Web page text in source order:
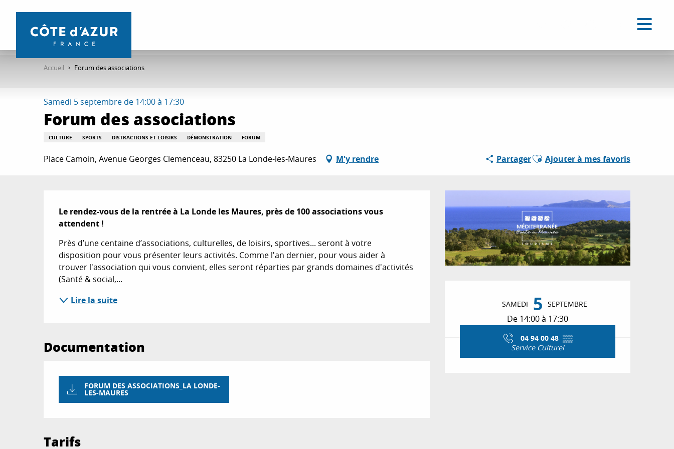
contenu
Accueil Forum des associations
Samedi 5 septembre de 14:00 à 17:30
Forum des associations
CULTURE SPORTS DISTRACTIONS ET LOISIRS DÉMONSTRATION FORUM
Place Camoin, Avenue Georges Clemenceau, 83250 La Londe-les-Maures M'y rendre PartagerAjouter aux favoris
Ajouter à mes favoris
Ouverture et
SAMEDI 5 SEPTEMBRE
De 14:00 à 17:30
04 94 00 48 ▒▒
Service Culturel
Description
Le rendez-vous de la rentrée à La Londe les Maures, près de 100 associations vous
attendent !
Près d’une centaine d’associations, culturelles, de loisirs, sportives... seront à votre
disposition pour vous présenter leurs activités. Comme l'an dernier, pour vous aider à
trouver l'association qui vous convient, elles seront réparties par grands domaines d'activités
(Santé & social,...
Lire la suite
Documentation
FORUM DES ASSOCIATIONS_LA LONDE-
LES-MAURES
Tarifs